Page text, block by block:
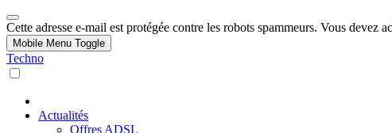
Cette adresse e-mail est protégée contre les robots spammeurs. Vous devez
Mobile Menu Toggle
Techno
Actualités
Offres ADSL